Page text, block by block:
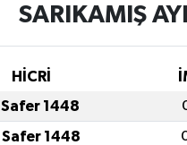
SARIKAMIŞ
HİCRİ
Safer 1448
Safer 1448